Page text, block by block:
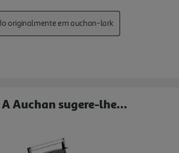
A Auchan sugere-lhe...